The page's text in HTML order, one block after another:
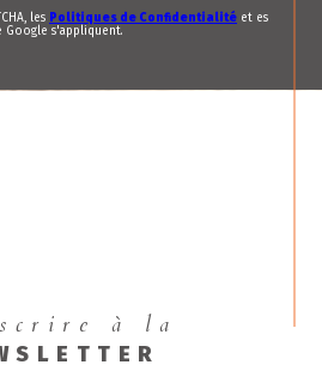
les Politiques de Confidentialité et es
Google s'appliquent.
à la